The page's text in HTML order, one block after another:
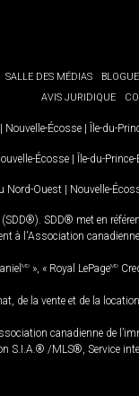
SALLE DES MÉDIAS BLOGUE
AVIS JURIDIQUE
Nouvelle-Écosse Île-du-
Écosse Île-du-
Nord-Ouest Nouvelle-
SDD® met en
à l'Association
MD », « Royal LePageMD
de la vente et de la
canadienne de
S.I.A.® /MLS®, Service